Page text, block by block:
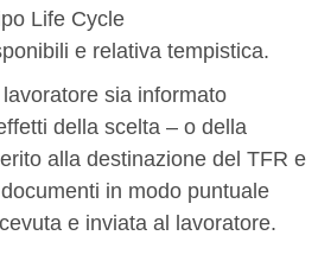
Life Cycle
e relativa tempistica.
sia informato
della scelta – o della
alla destinazione del TFR e
in modo puntuale
e inviata al lavoratore.